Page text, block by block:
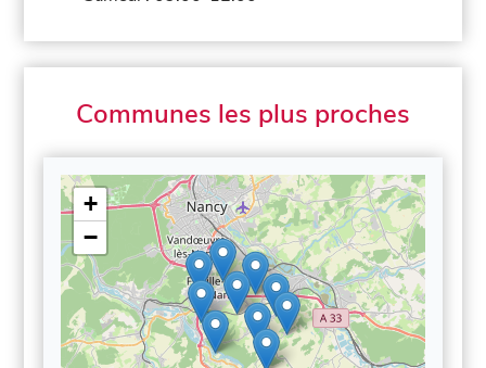
Communes les plus proches
+
−